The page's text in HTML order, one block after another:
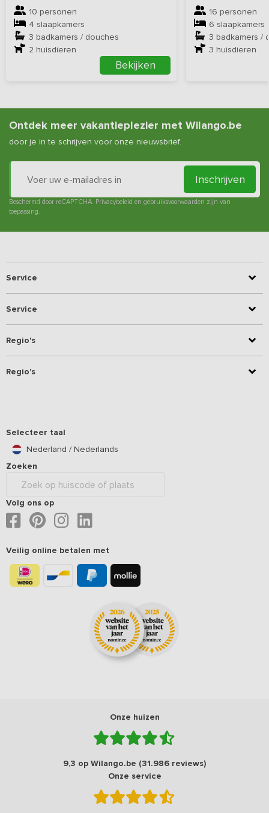
10 personen
4 slaapkamers
3 badkamers / douches
2 huisdieren
Bekijken
16 personen
6 slaapkamers
3 badkamers /
3 huisdieren
Ontdek meer vakantieplezier met Wilango.be
door je in te schrijven voor onze nieuwsbrief.
Inschrijven
Beschermd door reCAPTCHA. Privacybeleid en gebruiksvoorwaarden zijn van
toepassing.
Service
Service
Regio's
Regio's
Selecteer taal
Nederland / Nederlands
Zoeken
Volg ons op
Veilig online betalen met
Onze huizen
9,3 op Wilango.be (31.986 reviews)
Onze service